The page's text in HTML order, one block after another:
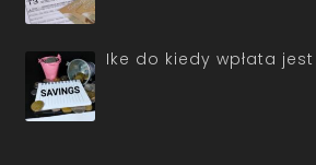
Ike do kiedy wpłata